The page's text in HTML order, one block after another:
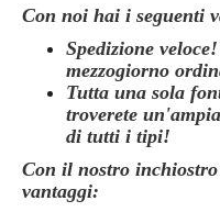
Con noi hai i seguenti
Spedizione
mezzogiorno
Tutta una sola
troverete
di tutti i tipi!
Con il nostro
vantaggi: